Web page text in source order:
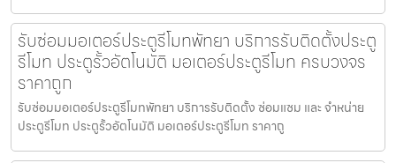
รับซ่อมมอเตอร์ประตูรีโมทพัทยา บริการรับติดตั้งประตู
รีโมท ประตูรั้วอัตโนมัติ มอเตอร์ประตูรีโมท ครบวงจร
ราคาถูก
รับซ่อมมอเตอร์ประตูรีโมทพัทยา บริการรับติดตั้ง ซ่อมแซม และ จำหน่าย
ประตูรีโมท ประตูรั้วอัตโนมัติ มอเตอร์ประตูรีโมท ราคาถู